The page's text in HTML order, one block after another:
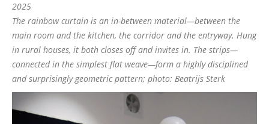
2025
The rainbow curtain is an in-between material—between the
main room and the kitchen, the corridor and the entryway. Hung
in rural houses, it both closes off and invites in. The strips—
connected in the simplest flat weave—form a highly disciplined
and surprisingly geometric pattern; photo: Beatrijs Sterk